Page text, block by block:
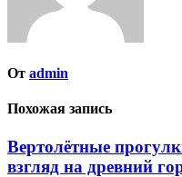
От admin
Похожая запись
Вертолётные
взгляд на древний